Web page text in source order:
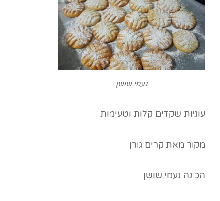
נעמי שושן
עוגיות שקדים קלות וטעימות
מקור מאת קרים גורן
הכינה נעמי שושן